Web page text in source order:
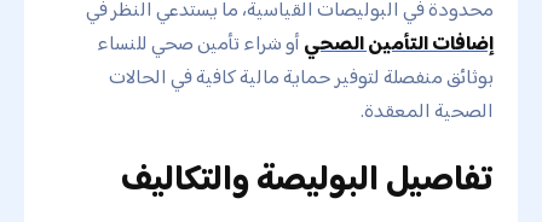
محدودة في البوليصات القياسية، ما يستدعي النظر في
إضافات التأمين الصحيأو شراء تأمين صحي للنساء
بوثائق منفصلة لتوفير حماية مالية كافية في الحالات
الصحية المعقدة.
تفاصيل البوليصة والتكاليف